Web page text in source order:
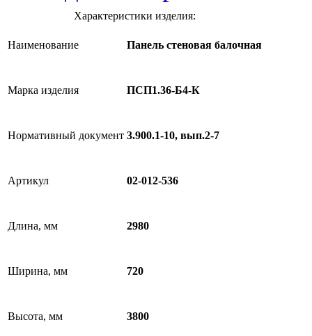
Характеристики изделия:
Наименование Панель стеновая балочная
Марка изделия ПСП1.36-Б4-К
Нормативный документ 3.900.1-10, вып.2-7
Артикул 02-012-536
Длина, мм 2980
Ширина, мм 720
Высота, мм 3800